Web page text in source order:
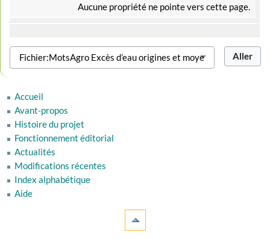
Aucune propriété ne pointe vers cette page.
Accueil
Avant-propos
Histoire du projet
Fonctionnement éditorial
Actualités
Modifications récentes
Index alphabétique
Aide